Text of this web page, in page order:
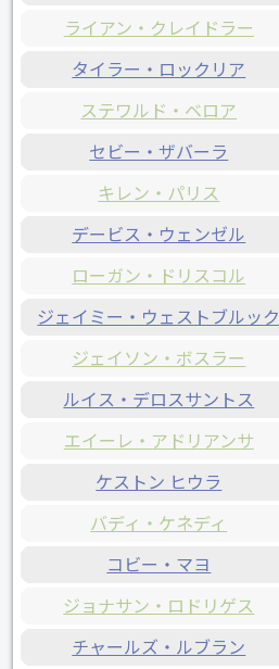
ライアン・クレイドラー
タイラー・ロックリア
ステワルド・ベロア
セビー・ザバーラ
キレン・パリス
デービス・ウェンゼル
ローガン・ドリスコル
ジェイミー・ウェストブルック
ジェイソン・ボスラー
ルイス・デロスサントス
エイーレ・アドリアンサ
ケストン ヒウラ
バディ・ケネディ
コビー・マヨ
ジョナサン・ロドリゲス
チャールズ・ルブラン